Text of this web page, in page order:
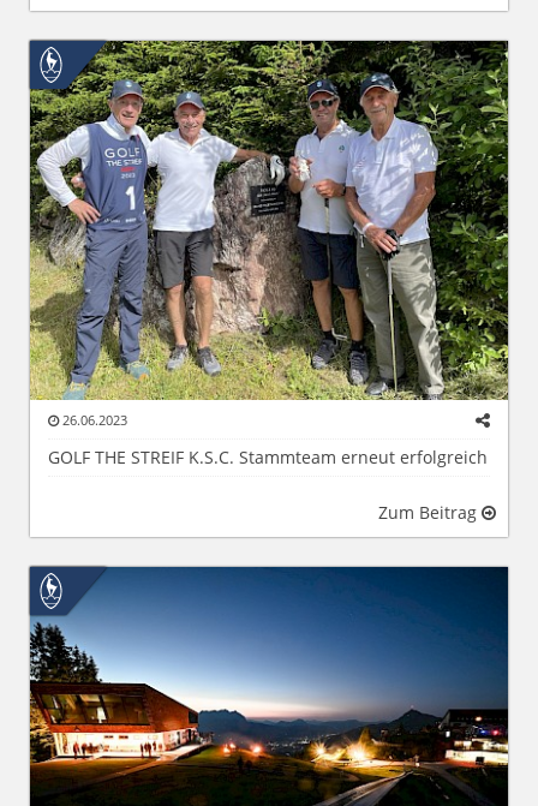
26.06.2023
GOLF THE STREIF K.S.C. Stammteam erneut erfolgreich
Zum Beitrag